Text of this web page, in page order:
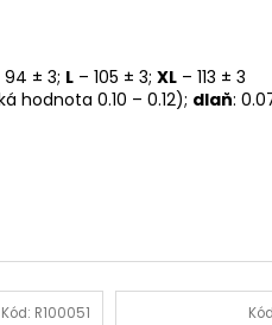
94 ± 3; L – 105 ± 3; XL – 113 ± 3
hodnota 0.10 – 0.12); dlaň:
Kód: R100051